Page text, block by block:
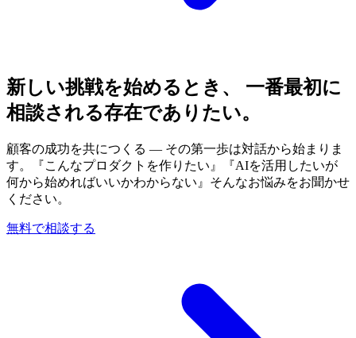
新しい挑戦を始めるとき、 一番最初に
相談される存在でありたい。
顧客の成功を共につくる — その第一歩は対話から始まりま
す。『こんなプロダクトを作りたい』『AIを活用したいが
何から始めればいいかわからない』そんなお悩みをお聞かせ
ください。
無料で相談する